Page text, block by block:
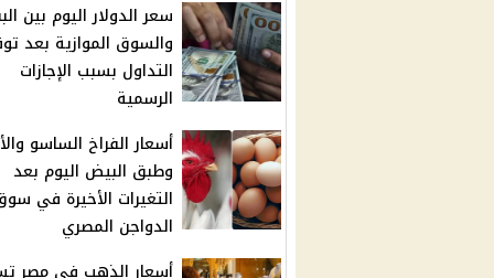
سعر الدولار اليوم بين
والسوق الموازية بعد
التداول بسبب الإجازات
الرسمية
أسعار الفراخ الساسو
وطبق البيض اليوم بعد
التغيرات الأخيرة في
الدواجن المصري